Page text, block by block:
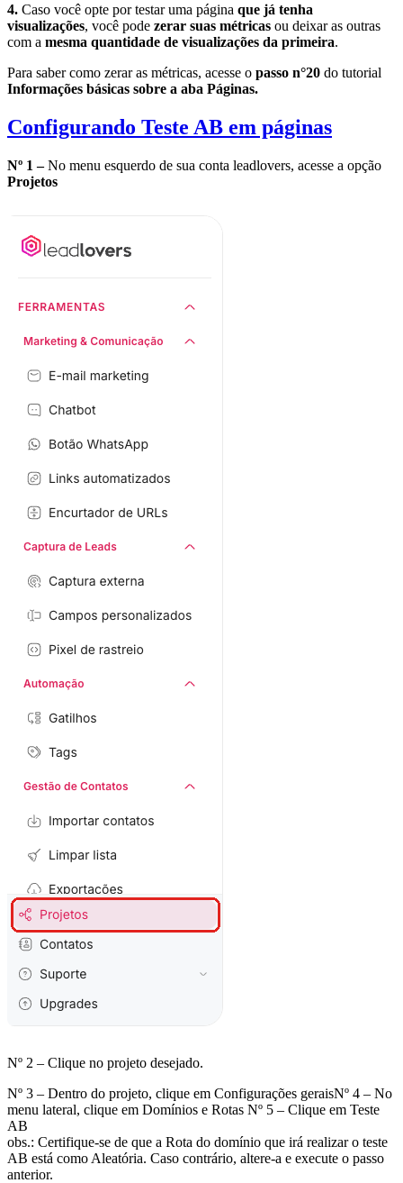
4. Caso você opte por testar uma página que já tenha
visualizações, você pode zerar suas métricas ou deixar as outras
com a mesma quantidade de visualizações da primeira.
Para saber como zerar as métricas, acesse o passo n°20 do tutorial
Informações básicas sobre a aba Páginas.
Configurando Teste AB em páginas
Nº 1 –No menu esquerdo de sua conta leadlovers, acesse a opção
Projetos
Nº 2 – Clique no projeto desejado.
Nº 3 – Dentro do projeto, clique em Configurações geraisNº 4 – No
menu lateral, clique em Domínios e Rotas Nº 5 – Clique em Teste
AB
obs.: Certifique-se de que a Rota do domínio que irá realizar o teste
AB está como Aleatória. Caso contrário, altere-a e execute o passo
anterior.